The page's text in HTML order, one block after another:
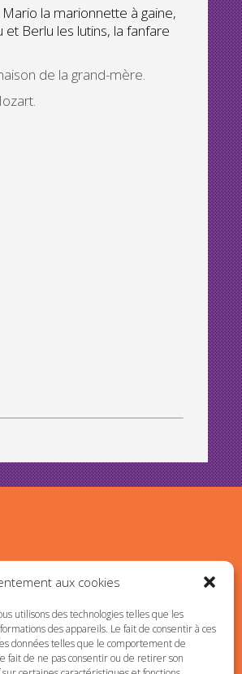
aux cookies
utilisons des technologies telles que les
des appareils. Le fait de consentir à ces
données telles que le comportement de
fait de ne pas consentir ou de retirer son
la marionnette à gaine,
Berlu les lutins, la fanfare
de la grand-mère.